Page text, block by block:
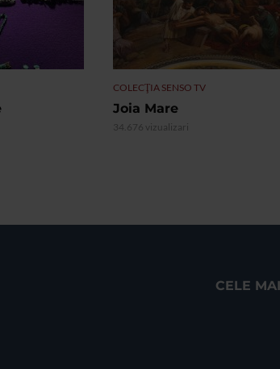
COLECŢIA SENSO TV
Joia Mare
34.676 vizualizari
CELE